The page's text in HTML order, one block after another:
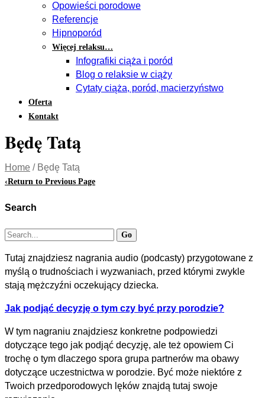
Opowieści porodowe
Referencje
Hipnoporód
Więcej relaksu…
Infografiki ciąża i poród
Blog o relaksie w ciąży
Cytaty ciąża, poród, macierzyństwo
Oferta
Kontakt
Będę Tatą
Home / Będę Tatą
‹Return to Previous Page
Search
Tutaj znajdziesz nagrania audio (podcasty) przygotowane z
myślą o trudnościach i wyzwaniach, przed którymi zwykle
stają mężczyźni oczekujący dziecka.
Jak podjąć decyzję o tym czy być przy porodzie?
W tym nagraniu znajdziesz konkretne podpowiedzi
dotyczące tego jak podjąć decyzję, ale też opowiem Ci
trochę o tym dlaczego spora grupa partnerów ma obawy
dotyczące uczestnictwa w porodzie. Być może niektóre z
Twoich przedporodowych lęków znajdą tutaj swoje